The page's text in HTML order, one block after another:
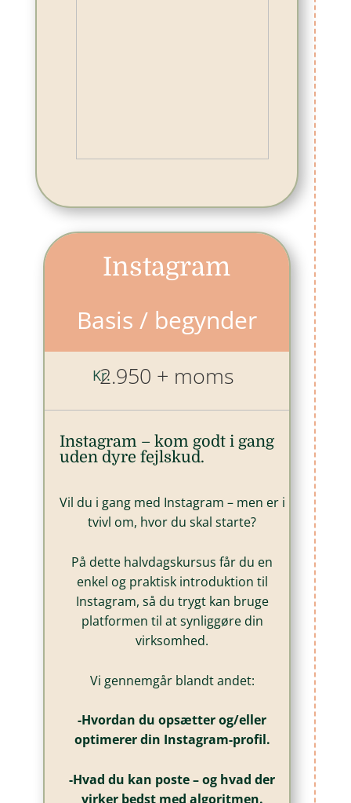
Instagram
Basis / begynder
Kr.
2.950 + moms
Instagram – kom godt i gang
uden dyre fejlskud.
Vil du i gang med Instagram – men er i
tvivl om, hvor du skal starte?
På dette halvdagskursus får du en
enkel og praktisk introduktion til
Instagram, så du trygt kan bruge
platformen til at synliggøre din
virksomhed.
Vi gennemgår blandt andet:
-Hvordan du opsætter og/eller
optimerer din Instagram-profil.
-Hvad du kan poste – og hvad der
virker bedst med algoritmen.